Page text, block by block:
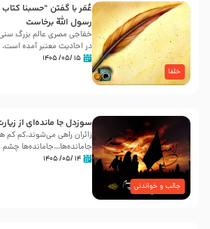
خلفا
عُمَر با گفتن “حسبنا كتاب
رسول اللّه برخاست
در احادیث معتبر آمده است،
۱۵ /۰۵/ ۱۴۰۵
جالب و خواندنی
سوزدل جا مانده‌ای از
زائران راهی می‌شوند،کم‌ کم
جامانده‌ها…جامانده‌ها
۱۴ /۰۵/ ۱۴۰۵